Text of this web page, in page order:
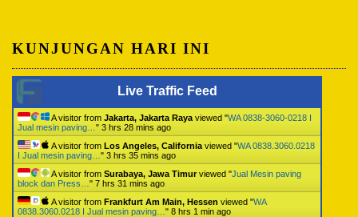
KUNJUNGAN HARI INI
Live Traffic Feed
A visitor from Jakarta, Jakarta Raya viewed "WA 0838-3060-0218 I
Jual mesin paving… " 3 hrs 28 mins ago
A visitor from Los Angeles, California viewed "WA 0838.3060.0218
I Jual mesin paving… " 3 hrs 35 mins ago
A visitor from Surabaya, Jawa Timurviewed "Jual Mesin paving
block dan Press… " 7 hrs 31 mins ago
A visitor from Frankfurt Am Main, Hessen viewed "WA
0838.3060.0218 I Jual mesin paving… " 8 hrs 1 min ago